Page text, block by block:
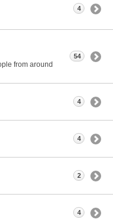
4
from around
54
4
4
2
4